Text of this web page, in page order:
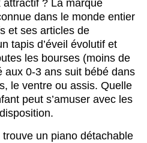
? La marque
dans le monde entier
et ses articles de
tapis d’éveil évolutif et
les bourses (moins de
aux 0-3 ans suit bébé dans
le ventre ou assis. Quelle
peut s’amuser avec les
trouve un piano détachable